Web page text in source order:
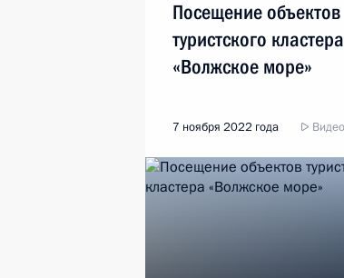
Посещение объектов
туристского кластера
«Волжское море»
7 ноября 2022 года